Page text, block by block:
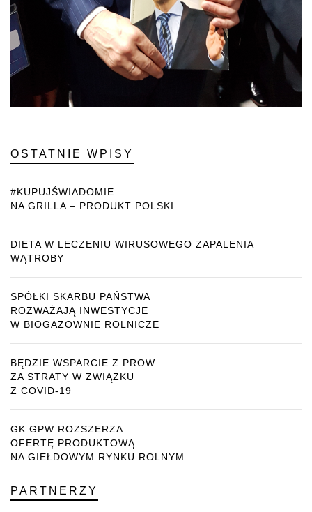
OSTATNIE WPISY
#KUPUJŚWIADOMIE
NA GRILLA – PRODUKT POLSKI
DIETA W LECZENIU WIRUSOWEGO ZAPALENIA
WĄTROBY
SPÓŁKI SKARBU PAŃSTWA
ROZWAŻAJĄ INWESTYCJE
W BIOGAZOWNIE ROLNICZE
BĘDZIE WSPARCIE Z PROW
ZA STRATY W ZWIĄZKU
Z COVID-19
GK GPW ROZSZERZA
OFERTĘ PRODUKTOWĄ
NA GIEŁDOWYM RYNKU ROLNYM
PARTNERZY